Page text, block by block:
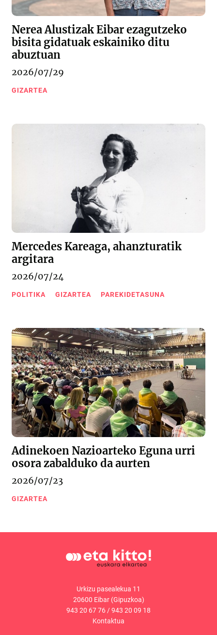
Nerea Alustizak Eibar ezagutzeko
bisita gidatuak eskainiko ditu
abuztuan
2026/07/29
GIZARTEA
Mercedes Kareaga, ahanzturatik
argitara
2026/07/24
POLITIKA GIZARTEA PAREKIDETASUNA
Adinekoen Nazioarteko Eguna urri
osora zabalduko da aurten
2026/07/23
GIZARTEA
Urkizu pasealekua 11
20600 Eibar (Gipuzkoa)
943 20 67 76/943 20 09 18
Kontaktua